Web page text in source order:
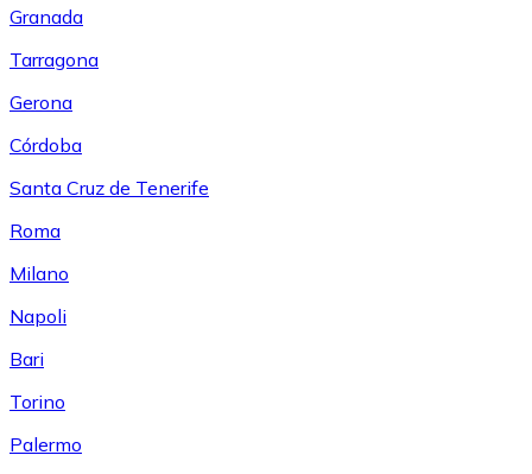
Granada
Tarragona
Gerona
Córdoba
Santa Cruz de Tenerife
Roma
Milano
Napoli
Bari
Torino
Palermo